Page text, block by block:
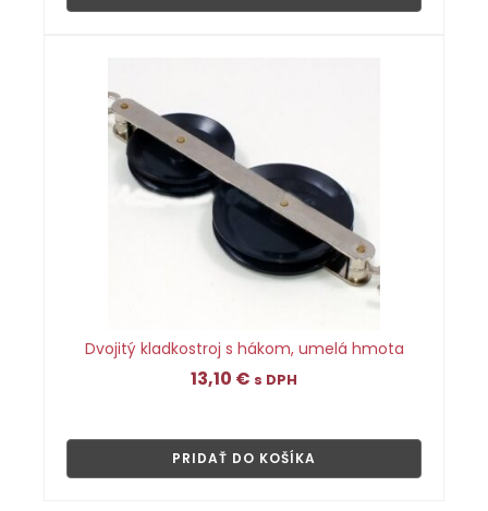
Dvojitý kladkostroj s hákom, umelá hmota
13,10 € s DPH
PRIDAŤ DO KOŠÍKA